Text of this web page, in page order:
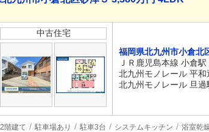
中古住宅
福岡県北九州市小倉北
ＪＲ鹿児島本線 小倉
北九州モノレール 平
北九州モノレール 旦
2階建て 駐車場あり 駐車3台 システムキッチン 浴室乾